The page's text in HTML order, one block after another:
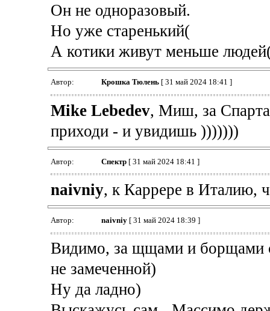
Он не одноразовый.
Но уже старенький(
А котики живут меньше
Автор: Крошка Тюлень[ 31 май 2024 18:41 ]
Mike Lebedev, Миш, за
приходи - и увидишь )))))))
Автор: Спектр[ 31 май 2024 18:41 ]
naivniy, к Каррере в Италию,
Автор: naivniy[ 31 май 2024 18:39 ]
Видимо, за щщами и борщами
не замеченной)
Ну да ладно)